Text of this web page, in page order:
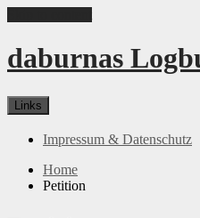
daburnas
Links
Impressum & Datenschutz
Home
Petition